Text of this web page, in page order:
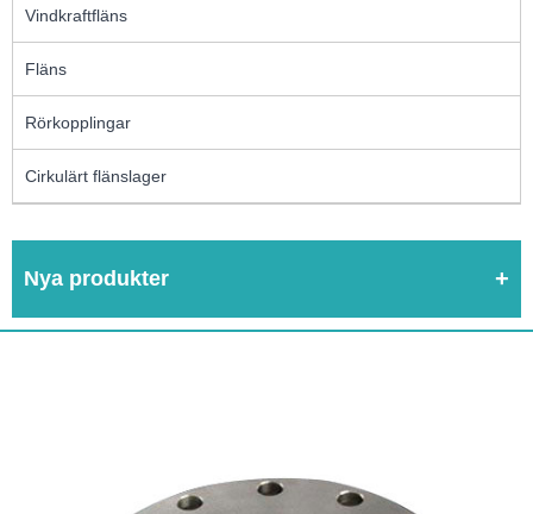
Vindkraftfläns
Fläns
Rörkopplingar
Cirkulärt flänslager
Nya produkter